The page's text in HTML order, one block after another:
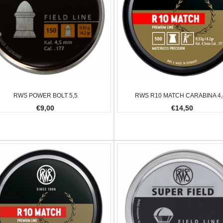
G
-23.08%
CARICHINO MAGLULA UPLULA 9MM
-.45AC
-20.34%
€59,00 €47,00
BALLISTOL
€10,00
RWS POWER BOLT 5,5
€9,00
RWS R10 MATCH CARABINA
€14,50